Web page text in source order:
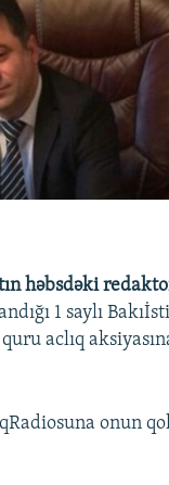
KITABXANASI
həbsdəki
1 saylı
aclıq
onun